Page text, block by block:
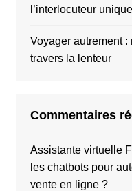
l’interlocuteur unique
Voyager autrement
travers la lenteur
Commentaires
Assistante virtuelle
les chatbots pour
vente en ligne ?